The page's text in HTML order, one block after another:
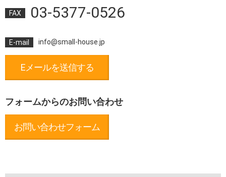
FAX 03-5377-0526
E-mail info@small-house.jp
Eメールを送信する
フォームからのお問い合わせ
お問い合わせフォーム